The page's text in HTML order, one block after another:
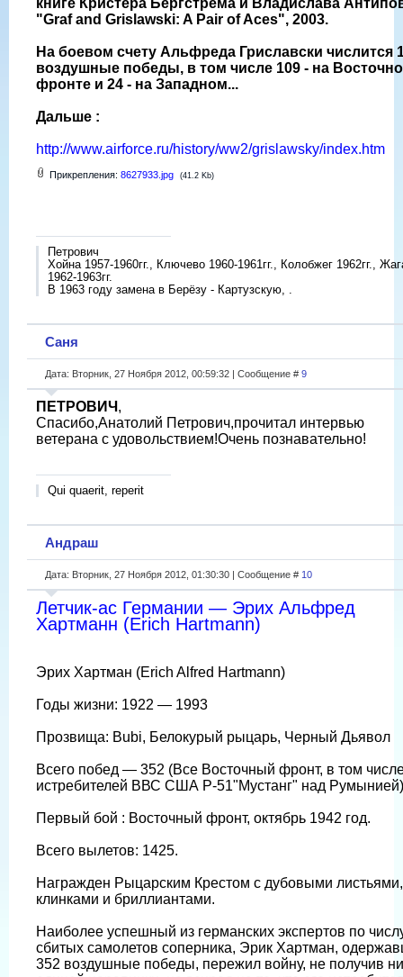
книге Кристера Бергстрема и Владислава
"Graf and Grislawski: A Pair of Aces", 2003.
На боевом счету Альфреда Гриславски числится
воздушные победы, в том числе 109 - на
фронте и 24 - на Западном...
Дальше :
http://www.airforce.ru/history/ww2/grislawsky/index.htm
Прикрепления: 8627933.jpg (41.2 Kb)
Петрович
Хойна 1957-1960гг., Ключево 1960-1961гг., Колобжег 1962гг.,
1962-1963гг.
В 1963 году замена в Берёзу - Картузскую, .
Саня
Дата: Вторник, 27 Ноября 2012, 00:59:32 | Сообщение # 9
ПЕТРОВИЧ ,
Спасибо,Анатолий Петрович,прочитал интервью
ветерана с удовольствием!Очень познавательно!
Qui quaerit, reperit
Андраш
Дата: Вторник, 27 Ноября 2012, 01:30:30 | Сообщение # 10
Летчик-ас Германии — Эрих Альфред
Хартманн (Erich Hartmann)
Эрих Хартман (Erich Alfred Hartmann)
Годы жизни: 1922 — 1993
Прозвища: Bubi, Белокурый рыцарь, Черный Дьявол
Всего побед — 352 (Все Восточный фронт, в том
истребителей ВВС США Р-51"Мустанг" над
Первый бой : Восточный фронт, октябрь 1942 год.
Всего вылетов: 1425.
Награжден Рыцарским Крестом с дубовыми листьями,
клинками и бриллиантами.
Наиболее успешный из германских экспертов по
сбитых самолетов соперника, Эрик Хартман,
352 воздушные победы, пережил войну, не получив ни